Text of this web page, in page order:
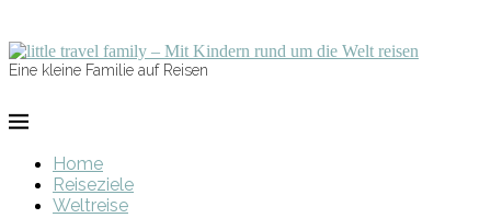
Eine kleine Familie auf Reisen
Home
Reiseziele
Weltreise